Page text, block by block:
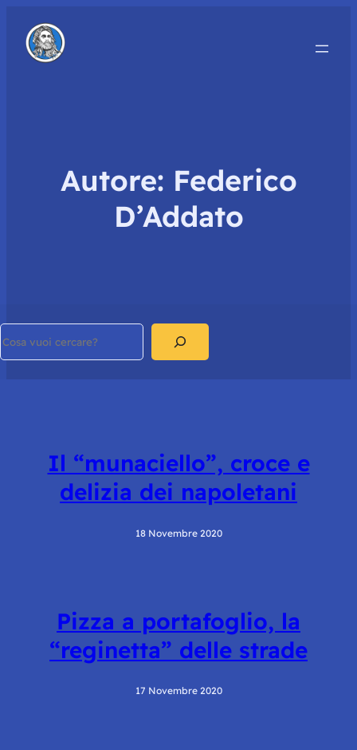
Autore: Federico
D’Addato
Il “munaciello”, croce e
delizia dei napoletani
18 Novembre 2020
Pizza a portafoglio, la
“reginetta” delle strade
17 Novembre 2020